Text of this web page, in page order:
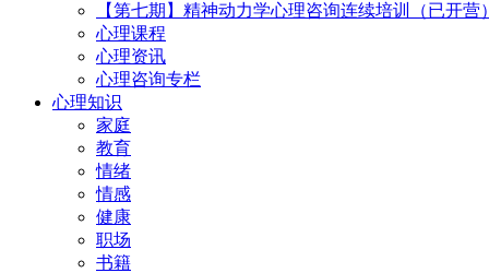
【第七期】精神动力学心理咨询连续培训（已开营）
心理课程
心理资讯
心理咨询专栏
心理知识
家庭
教育
情绪
情感
健康
职场
书籍